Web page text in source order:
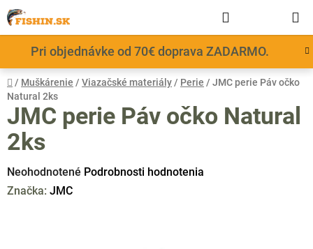
Prejsť
na
obsah
Pri objednávke od 70€ doprava ZADARMO.
KOŠÍK
Domov
/ Muškárenie / Viazačské materiály / Perie / JMC perie Páv očko
Natural 2ks
JMC perie Páv očko Natural
2ks
Priemerné
hodnotenie
Neohodnotené Podrobnosti hodnotenia
Značka: JMC